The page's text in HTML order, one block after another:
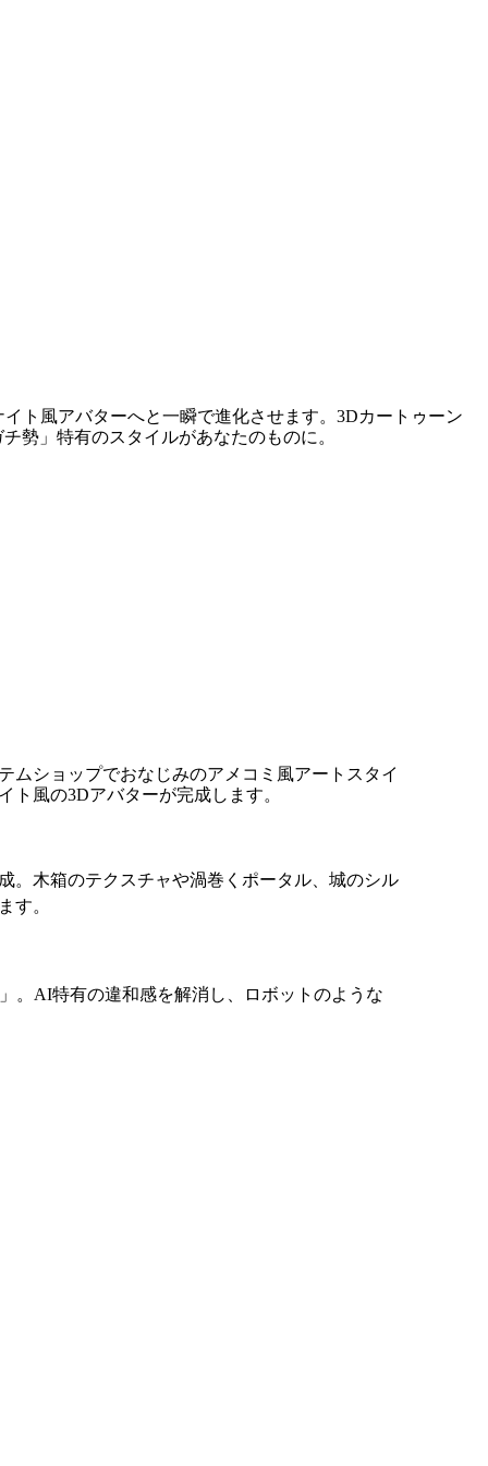
ト風アバターへと一瞬で進化させます。3Dカートゥーン
勢」特有のスタイルがあなたのものに。
ムショップでおなじみのアメコミ風アートスタイ
風の3Dアバターが完成します。
。木箱のテクスチャや渦巻くポータル、城のシル
す。
。AI特有の違和感を解消し、ロボットのような